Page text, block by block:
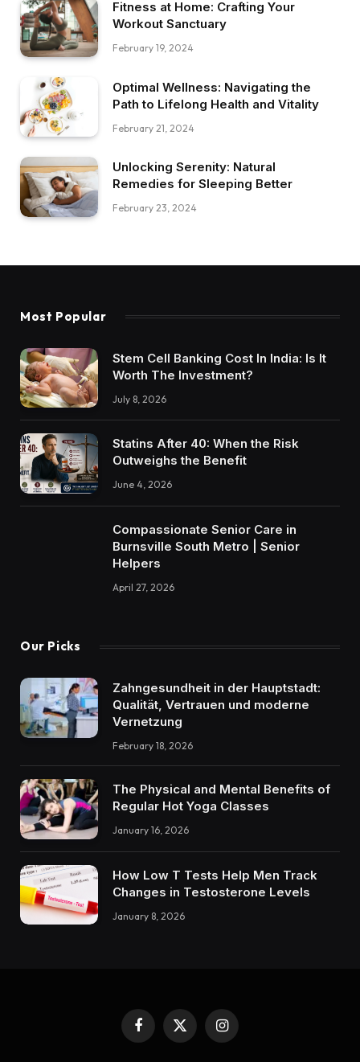
Fitness at Home: Crafting Your
Workout Sanctuary
February 19, 2024
Optimal Wellness: Navigating the
Path to Lifelong Health and Vitality
February 21, 2024
Unlocking Serenity: Natural
Remedies for Sleeping Better
February 23, 2024
Most Popular
Stem Cell Banking Cost In India: Is It
Worth The Investment?
July 8, 2026
Statins After 40: When the Risk
Outweighs the Benefit
June 4, 2026
Compassionate Senior Care in
Burnsville South Metro | Senior
Helpers
April 27, 2026
Our Picks
Zahngesundheit in der Hauptstadt:
Qualität, Vertrauen und moderne
Vernetzung
February 18, 2026
The Physical and Mental Benefits of
Regular Hot Yoga Classes
January 16, 2026
How Low T Tests Help Men Track
Changes in Testosterone Levels
January 8, 2026
Facebook
X
Instagram